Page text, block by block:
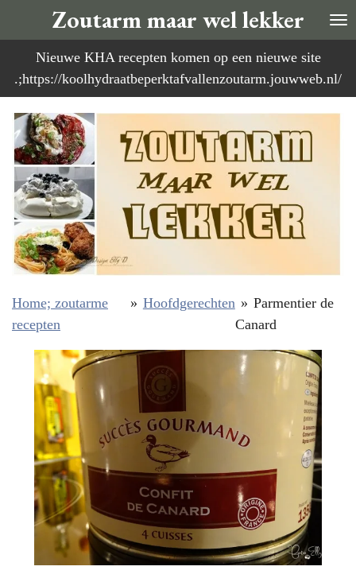
direct
naar
de
Zoutarm maar wel lekker
Nieuwe KHA recepten komen op een nieuwe site
.;https://koolhydraatbeperktafvallenzoutarm.jouwweb.nl/
Home; zoutarme
recepten
» Hoofdgerechten » Parmentier de
Canard